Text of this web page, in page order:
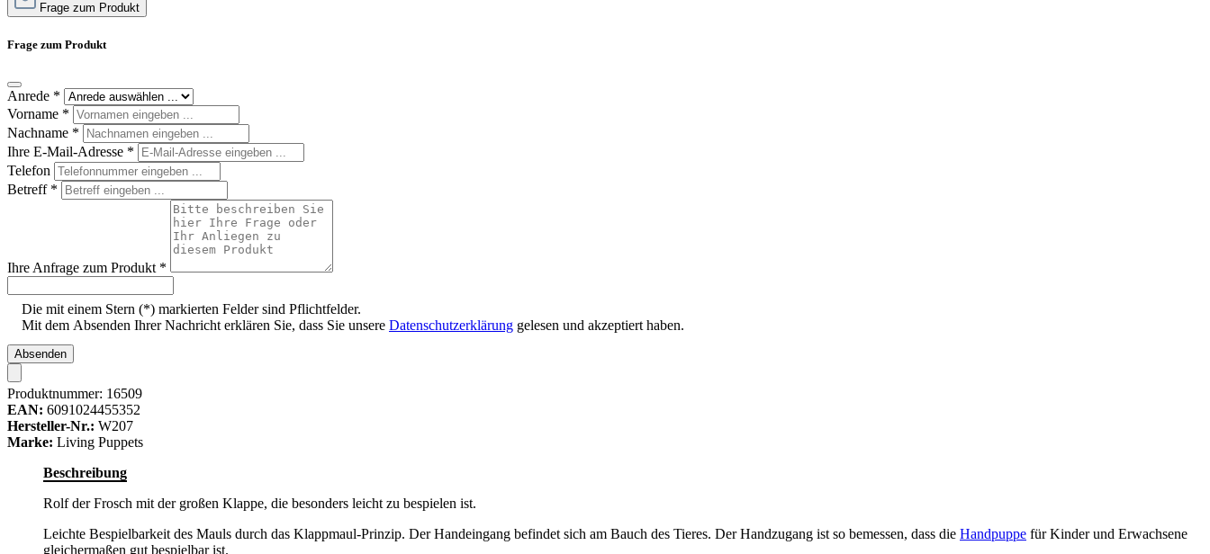
Frage zum Produkt
Frage zum Produkt
Anrede *
Vorname *
Nachname *
Ihre E-Mail-Adresse *
Telefon
Betreff *
Ihre Anfrage zum Produkt *
Die mit einem Stern (*) markierten Felder sind Pflichtfelder.
Mit dem Absenden Ihrer Nachricht erklären Sie, dass Sie unsere Datenschutzerklärung gelesen und akzeptiert haben.
Absenden
Produktnummer: 16509
EAN: 6091024455352
Hersteller-Nr.: W207
Marke: Living Puppets
Beschreibung
Rolf der Frosch mit der großen Klappe, die besonders leicht zu bespielen ist.
Leichte Bespielbarkeit des Mauls durch das Klappmaul-Prinzip. Der Handeingang befindet sich am Bauch des Tieres. Der Handzugang ist so bemessen, dass die Handpuppe für Kinder und Erwachsene
gleichermaßen gut bespielbar ist.